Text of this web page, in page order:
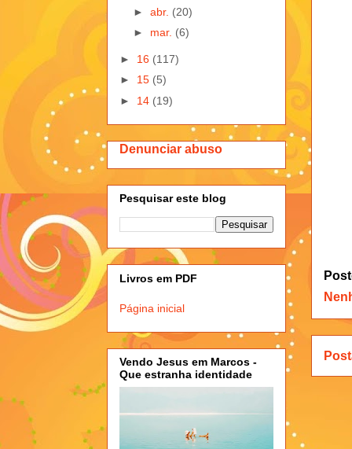
► abr. (20)
► mar. (6)
► 16 (117)
► 15 (5)
► 14 (19)
Denunciar abuso
Pesquisar este blog
Livros em PDF
Página inicial
Vendo Jesus em Marcos -
Que estranha identidade